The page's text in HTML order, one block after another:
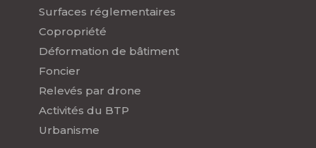
Surfaces réglementaires
Copropriété
Déformation de bâtiment
Foncier
Relevés par drone
Activités du BTP
Urbanisme